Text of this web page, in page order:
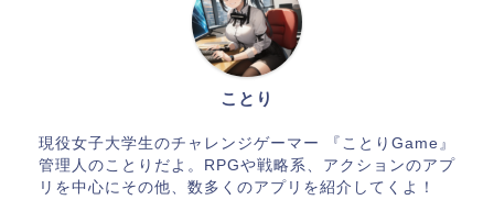
ことり
現役女子大学生のチャレンジゲーマー 『ことりGame』
管理人のことりだよ。RPGや戦略系、アクションのアプ
リを中心にその他、数多くのアプリを紹介してくよ！